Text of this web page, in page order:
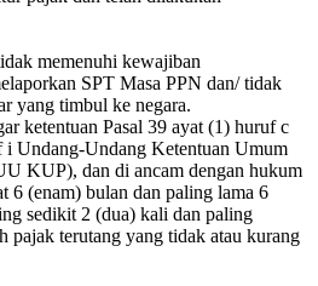
memenuhi kewajiban
SPT Masa PPN dan/ tidak
yang timbul ke negara.
ketentuan Pasal 39 ayat (1) huruf c
i Undang-Undang Ketentuan Umum
KUP), dan di ancam dengan hukum
6 (enam) bulan dan paling lama 6
sedikit 2 (dua) kali dan paling
pajak terutang yang tidak atau kurang